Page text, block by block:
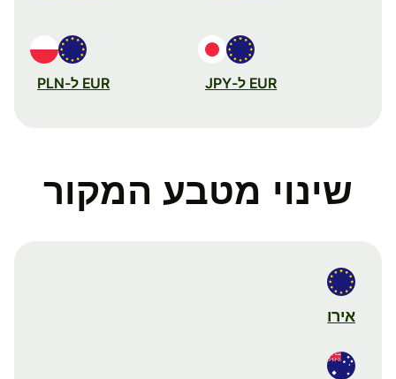
EUR ל-JPY EUR ל-PLN
שינוי מטבע המקור
אירו